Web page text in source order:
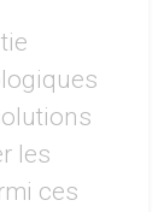
les
ces